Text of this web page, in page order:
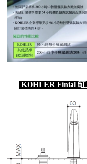
KOHLER Finial 缸